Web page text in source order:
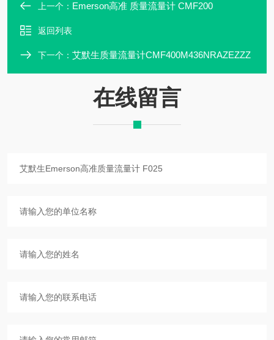
上一个： Emerson高准 质量流量计 CMF200
返回列表
下一个： 艾默生质量流量计CMF400M436NRAZEZZZ
在线留言